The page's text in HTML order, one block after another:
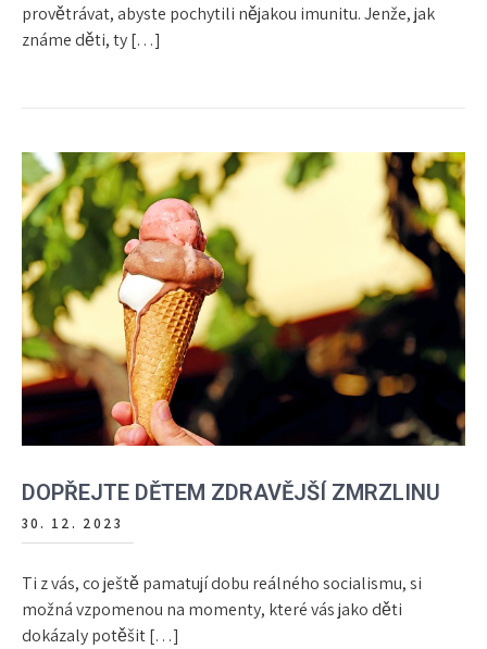
provětrávat, abyste pochytili nějakou imunitu. Jenže, jak
známe děti, ty […]
DOPŘEJTE DĚTEM ZDRAVĚJŠÍ ZMRZLINU
30. 12. 2023
Ti z vás, co ještě pamatují dobu reálného socialismu, si
možná vzpomenou na momenty, které vás jako děti
dokázaly potěšit […]